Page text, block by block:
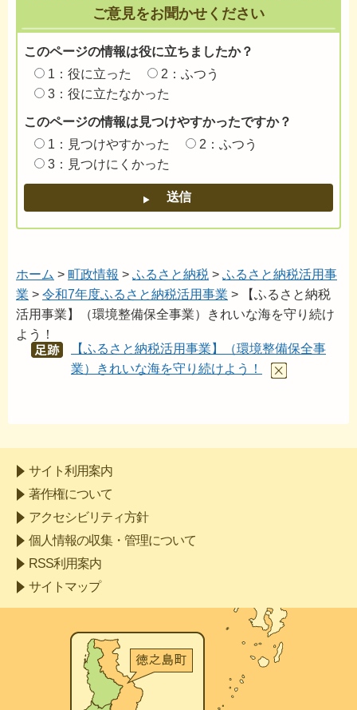
ご意見をお聞かせください
このページの情報は役に立ちましたか？
1：役に立った
2：ふつう
3：役に立たなかった
このページの情報は見つけやすかったですか？
1：見つけやすかった
2：ふつう
3：見つけにくかった
ホーム > 町政情報 > ふるさと納税 > ふるさと納税活用事
業 > 令和7年度ふるさと納税活用事業 > 【ふるさと納税
活用事業】（環境整備保全事業）きれいな海を守り続け
よう！
あし
【ふるさと納税活用事業】（環境整備保全事
業）きれいな海を守り続けよう！
サイト利用案内
著作権について
アクセシビリティ方針
個人情報の収集・管理について
RSS利用案内
サイトマップ